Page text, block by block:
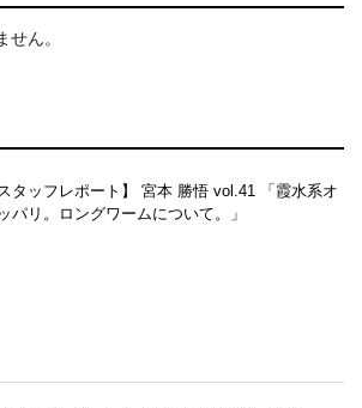
ん。
スタッフレポート】 宮本 勝悟 vol.41 「霞水系オ
パリ。ロングワームについて。」